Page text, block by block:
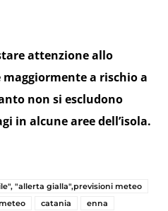
attenzione allo
a rischio a
non si escludono
in alcune aree dell’isola.
"allerta gialla",previsioni meteo
catania
enna